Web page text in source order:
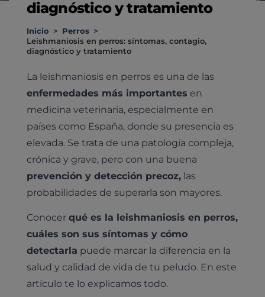
diagnóstico y tratamiento
Inicio > Perros >
Leishmaniosis en perros: síntomas, contagio,
diagnóstico y tratamiento
La leishmaniosis en perros es una de las
enfermedades más importantes en
medicina veterinaria, especialmente en
países como España, donde su presencia es
elevada. Se trata de una patología compleja,
crónica y grave, pero con una buena
prevención y detección precoz,las
probabilidades de superarla son mayores.
Conocer qué es la leishmaniosis en perros,
cuáles son sus síntomas y cómo
detectarla puede marcar la diferencia en la
salud y calidad de vida de tu peludo. En este
artículo te lo explicamos todo.